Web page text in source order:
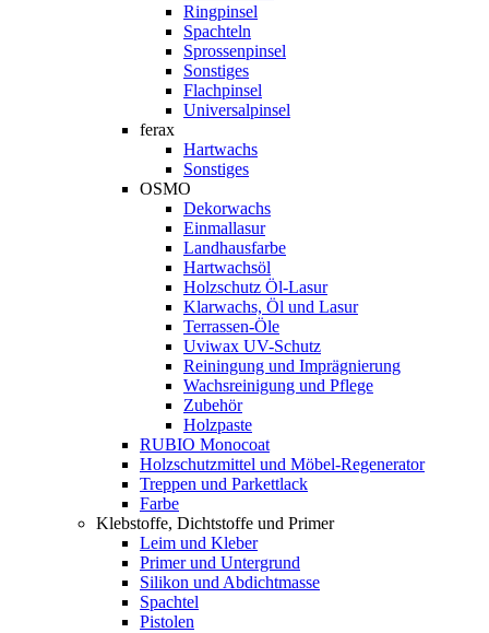
Ringpinsel
Spachteln
Sprossenpinsel
Sonstiges
Flachpinsel
Universalpinsel
ferax
Hartwachs
Sonstiges
OSMO
Dekorwachs
Einmallasur
Landhausfarbe
Hartwachsöl
Holzschutz Öl-Lasur
Klarwachs, Öl und Lasur
Terrassen-Öle
Uviwax UV-Schutz
Reiningung und Imprägnierung
Wachsreinigung und Pflege
Zubehör
Holzpaste
RUBIO Monocoat
Holzschutzmittel und Möbel-Regenerator
Treppen und Parkettlack
Farbe
Klebstoffe, Dichtstoffe und Primer
Leim und Kleber
Primer und Untergrund
Silikon und Abdichtmasse
Spachtel
Pistolen